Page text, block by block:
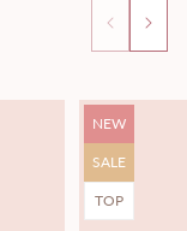
Product
label:
NEW
Product
label:
SALE
Product
label:
TOP